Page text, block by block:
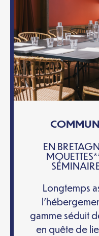
EN
Longtemps
gamme séduit
en quête de